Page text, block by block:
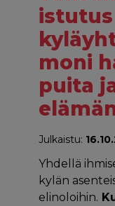
moni
puita
Julkaistu:
Yhdellä
kylän
elinoloihin.